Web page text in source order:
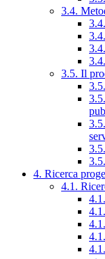
3.4.
3.5. Il
4. Ricerca
4.1.